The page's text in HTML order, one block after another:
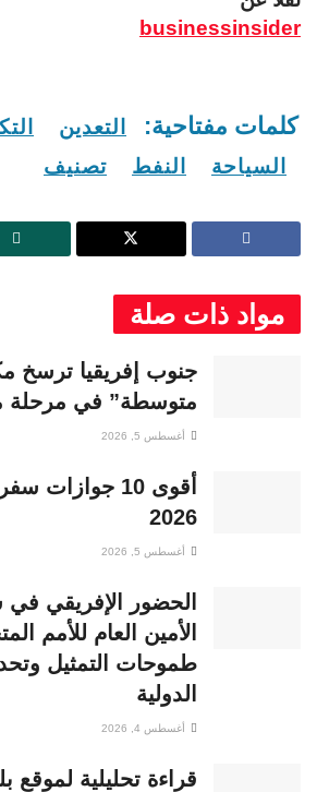
businessinsider
كلمات مفتاحية: التعدين
السياحة
النفط تصنيف
مواد ذات صلة
جنوب إفريقيا ترسخ
متوسطة” في مرحلة
أغسطس 5, 2026
أقوى 10
2026
أغسطس 5, 2026
الحضور الإفريقي في
الأمين العام للأمم
طموحات التمثيل
الدولية
أغسطس 4, 2026
قراءة تحليلية لموقع